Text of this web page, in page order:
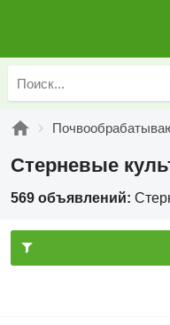
Стерневые
569 объявлений: